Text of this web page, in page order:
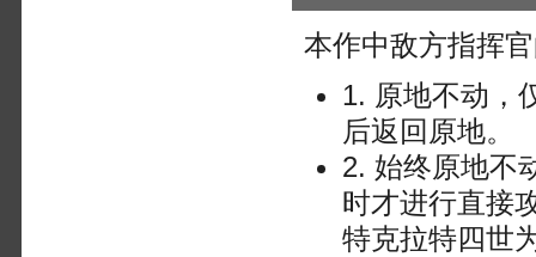
本作中敌方指挥
1. 原地不动，
后返回原地。
2. 始终原地不
时才进行直接
特克拉特四世